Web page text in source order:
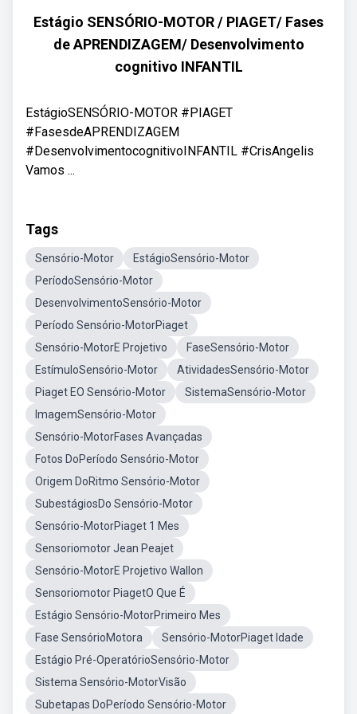
Estágio SENSÓRIO-MOTOR / PIAGET/ Fases
de APRENDIZAGEM/ Desenvolvimento
cognitivo INFANTIL
EstágioSENSÓRIO-MOTOR #PIAGET
#FasesdeAPRENDIZAGEM
#DesenvolvimentocognitivoINFANTIL #CrisAngelis
Vamos ...
Tags
Sensório-Motor
EstágioSensório-Motor
PeríodoSensório-Motor
DesenvolvimentoSensório-Motor
Período Sensório-MotorPiaget
Sensório-MotorE Projetivo
FaseSensório-Motor
EstímuloSensório-Motor
AtividadesSensório-Motor
Piaget EO Sensório-Motor
SistemaSensório-Motor
ImagemSensório-Motor
Sensório-MotorFases Avançadas
Fotos DoPeríodo Sensório-Motor
Origem DoRitmo Sensório-Motor
SubestágiosDo Sensório-Motor
Sensório-MotorPiaget 1 Mes
Sensoriomotor Jean Peajet
Sensório-MotorE Projetivo Wallon
Sensoriomotor PiagetO Que É
Estágio Sensório-MotorPrimeiro Mes
Fase SensórioMotora
Sensório-MotorPiaget Idade
Estágio Pré-OperatórioSensório-Motor
Sistema Sensório-MotorVisão
Subetapas DoPeríodo Sensório-Motor